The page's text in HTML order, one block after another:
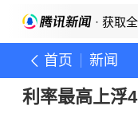
· 获取
首页 新闻
利率最高上浮